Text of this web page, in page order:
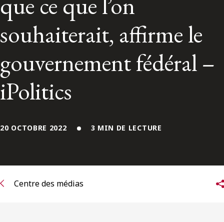
Réseau des anciens d’Osler
Contactez-nous
ENGLISH
S’abonner aux articles Osler
souhaiterait, affirme le
gouvernement fédéral –
iPolitics
20 OCTOBRE 2022 3 MIN DE LECTURE
Centre des médias